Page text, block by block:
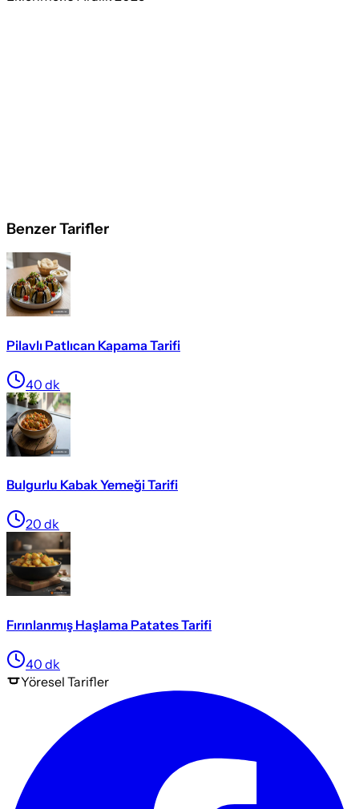
Benzer Tarifler
Pilavlı Patlıcan Kapama Tarifi
40 dk
Bulgurlu Kabak Yemeği Tarifi
20 dk
Fırınlanmış Haşlama Patates Tarifi
40 dk
Yöresel Tarifler